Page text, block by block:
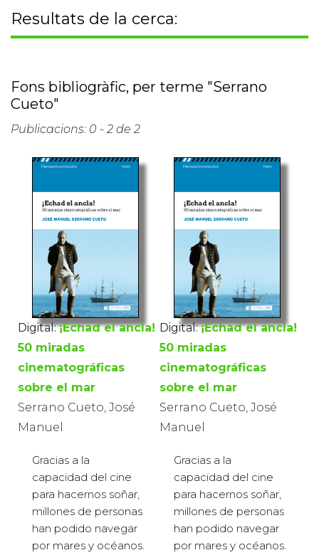
Resultats de la cerca:
Fons bibliogràfic, per terme "Serrano
Cueto"
Publicacions: 0 - 2 de 2
Digital: ¡Echad el ancla!
50 miradas
cinematográficas
sobre el mar
Serrano Cueto, José
Manuel
Gracias a la
capacidad del cine
para hacernos soñar,
millones de personas
han podido navegar
por mares y océanos.
Digital: ¡Echad el ancla!
50 miradas
cinematográficas
sobre el mar
Serrano Cueto, José
Manuel
Gracias a la
capacidad del cine
para hacernos soñar,
millones de personas
han podido navegar
por mares y océanos.